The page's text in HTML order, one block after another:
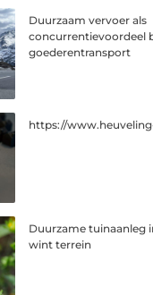
Duurzaam vervoer als
concurrentievoordeel
goederentransport
https://
Duurzame tuinaanleg
wint terrein